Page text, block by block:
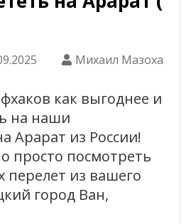
Михаил Мазоха
как выгоднее и
на наши
Арарат из России!
просто посмотреть
перелет из вашего
город Ван,